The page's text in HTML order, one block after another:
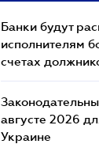
Банки будут
исполнителям
счетах
августе 2026
Украине